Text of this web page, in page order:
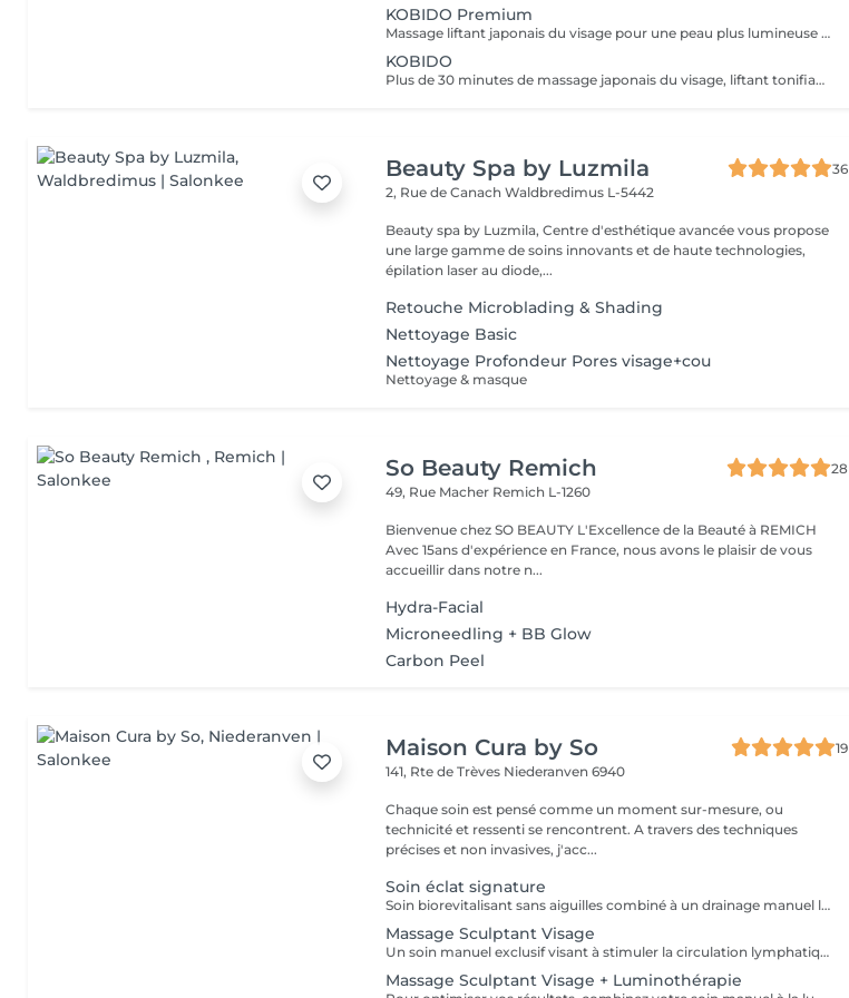
KOBIDO Premium
Massage liftant japonais du visage pour une peau plus lumineuse et repulpée, personnalisé en fonction de vos besoins grâce à l'utilisation d'ustensiles comme le gua-sha, le ridoki, ou encore les ventouses etc... Les bienfaits du kobido sont appréciables dès la première séance. Les muscles faciaux pétris en profondeur, se tonifient, les cernes et les rides s'amenuisent, l'ovale du visage se raffermit, soulignant des angles plus harmonieux. La peau regénérée apparaît comme défroissée, retapissée. Un drainage en dernière phase contribue à éliminer les toxines et à assainir la peau. Un véritable effet tenseur! !!! Pour un résultat plus durable, ce soin est conseillé en cure !!! Demandez conseil à votre esthéticienne.
KOBIDO
Plus de 30 minutes de massage japonais du visage, liftant tonifiant et repulpant = une vraie gymnastique faciale pour une peau plus lumineuse et une diminution des rides. Les bienfaits du kobido sont appréciables dès la première séance. Les muscles faciaux pétris en profondeur, se tonifient, les cernes et les rides s'amenuisent, l'ovale du visage se raffermit, soulignant des angles plus harmonieux. La peau régénerée apparaît comme défroissée, retapissée. Un véritable effet tenseur! !!! Pour un résultat plus durable, ce soin est conseillé en cure !!! Demandez conseil à votre esthéticienne.
Beauty Spa by Luzmila
36
2, Rue de CanachWaldbredimus L-5442
Beauty spa by Luzmila, Centre d'esthétique avancée vous propose
une large gamme de soins innovants et de haute technologies,
épilation laser au diode,...
Retouche Microblading & Shading
Nettoyage Basic
Nettoyage Profondeur Pores visage+cou
Nettoyage & masque
So Beauty Remich
28
49, Rue Macher Remich L-1260
Bienvenue chez SO BEAUTY L'Excellence de la Beauté à REMICH
Avec 15ans d'expérience en France, nous avons le plaisir de vous
accueillir dans notre n...
Hydra-Facial
Microneedling + BB Glow
Carbon Peel
Maison Cura by So
19
141, Rte de Trèves Niederanven 6940
Chaque soin est pensé comme un moment sur-mesure, ou
technicité et ressenti se rencontrent. A travers des techniques
précises et non invasives, j'acc...
Soin éclat signature
Soin biorevitalisant sans aiguilles combiné à un drainage manuel lent et doux pour stimuler la circulation, repulper et revitaliser la peau. Idéal pour améliorer l'éclat, l'élasticité et la fermeté du visage ou du cou. Chaque séance est personnalisée selon vos besoins, pour des résultats visibles et durables
Massage Sculptant Visage
Un soin manuel exclusif visant à stimuler la circulation lymphatique, décongestionner les tissus et révéler l'éclat naturel du visage. Idéal en cas de traits fatigués, de gonflement, ou de teint terne. Ce soin favorise l'élimination des toxines et de la rétention d'eau accumulés au niveau du visage du cou et du décolleté. L'association du drainage manuel et du travail des fascias, procure un réel moment de détente.
Massage Sculptant Visage + Luminothérapie